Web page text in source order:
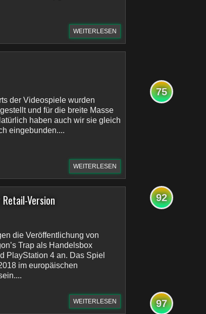
WEITERLESEN
der Videospiele wurden
und für die breite Masse
haben auch wir sie gleich
eingebunden....
WEITERLESEN
Version
die Veröffentlichung von
Trap als Handelsbox
PlayStation 4 an. Das Spiel
im europäischen
WEITERLESEN
75
92
97